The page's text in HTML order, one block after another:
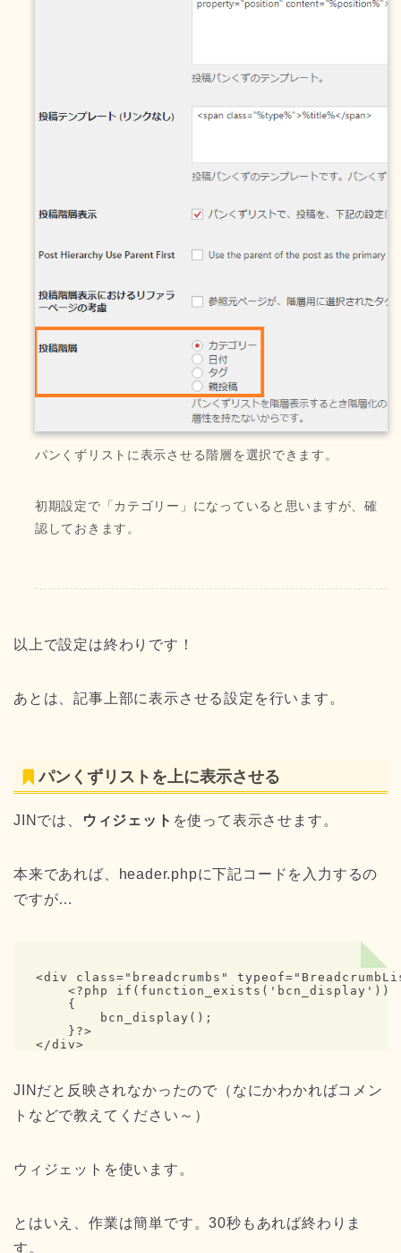
パンくずリストに表示させる階層を選択できます。
初期設定で「カテゴリー」になっていると思いますが、確
認しておきます。
以上で設定は終わりです！
あとは、記事上部に表示させる設定を行います。
パンくずリストを上に表示させる
JINでは、 ウィジェット を使って表示させます。
本来であれば、header.phpに下記コードを入力するの
ですが…
<div class="breadcrumbs"
    <?php if(function_exists('bcn_display'))
    {
        bcn_display();
    }?>
</div>
JINだと反映されなかったので（なにかわかればコメン
トなどで教えてください～）
ウィジェットを使います。
とはいえ、作業は簡単です。30秒もあれば終わりま
す。